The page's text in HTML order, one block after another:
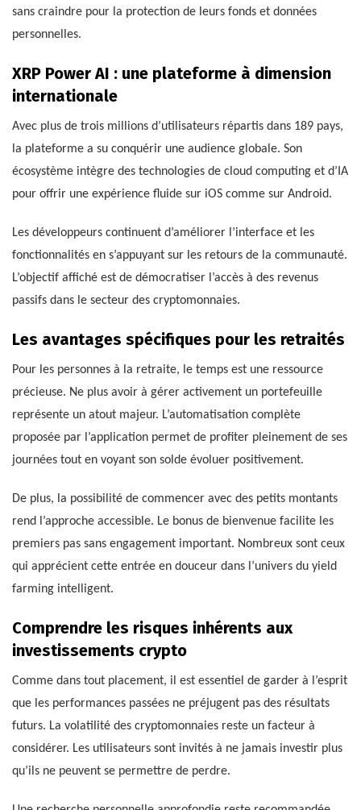
sans craindre pour la protection de leurs fonds et données
personnelles.
XRP Power AI : une plateforme à dimension
internationale
Avec plus de trois millions d’utilisateurs répartis dans 189 pays,
la plateforme a su conquérir une audience globale. Son
écosystème intègre des technologies de cloud computing et d’IA
pour offrir une expérience fluide sur iOS comme sur Android.
Les développeurs continuent d’améliorer l’interface et les
fonctionnalités en s’appuyant sur les retours de la communauté.
L’objectif affiché est de démocratiser l’accès à des revenus
passifs dans le secteur des cryptomonnaies.
Les avantages spécifiques pour les retraités
Pour les personnes à la retraite, le temps est une ressource
précieuse. Ne plus avoir à gérer activement un portefeuille
représente un atout majeur. L’automatisation complète
proposée par l’application permet de profiter pleinement de ses
journées tout en voyant son solde évoluer positivement.
De plus, la possibilité de commencer avec des petits montants
rend l’approche accessible. Le bonus de bienvenue facilite les
premiers pas sans engagement important. Nombreux sont ceux
qui apprécient cette entrée en douceur dans l’univers du yield
farming intelligent.
Comprendre les risques inhérents aux
investissements crypto
Comme dans tout placement, il est essentiel de garder à l’esprit
que les performances passées ne préjugent pas des résultats
futurs. La volatilité des cryptomonnaies reste un facteur à
considérer. Les utilisateurs sont invités à ne jamais investir plus
qu’ils ne peuvent se permettre de perdre.